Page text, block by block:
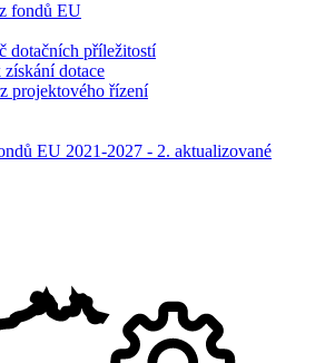
fondů EU
dotačních příležitostí
dotace
projektového řízení
EU 2021-2027 - 2. aktualizované